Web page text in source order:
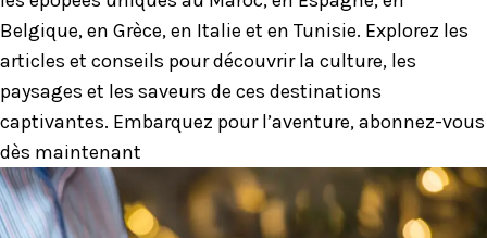
Belgique, en Grèce, en Italie et en Tunisie. Explorez les
articles et conseils pour découvrir la culture, les
paysages et les saveurs de ces destinations
captivantes. Embarquez pour l’aventure, abonnez-vous
dès maintenant